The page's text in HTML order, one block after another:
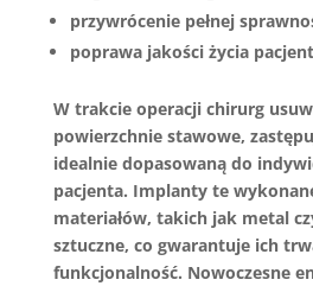
przywrócenie pełnej
poprawa jakości życia
W trakcie operacji chirurg
powierzchnie stawowe,
idealnie dopasowaną do
pacjenta. Implanty te
materiałów, takich jak metal
sztuczne, co gwarantuje ich
funkcjonalność. Nowoczesne